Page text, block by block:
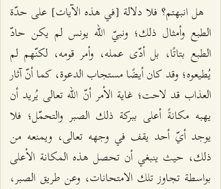
هل انبهتم؟ فلا دلالة [في هذه الآيات] على حدّة
الطبع وأمثال ذلك؛ ونبيّ الله يونس لم يكن حادّ
الطبع بتاتًا، بل أدّى عمله، وأمر قومه، لكنّهم لم
يُطيعوه؛ وقد كان أيضًا مستجاب الدعوة، كما أنّ آثار
العذاب قد لاحت؛ غاية الأمر أنّ الله تعالى يُريد أن
يهبه مكانةً أعلى ببركة ذلك الصبر والتحمّل؛ فلا
يوجد أيّ أحد يقف في وجهه تعالى، ويمنعه من
ذلك، حيث ينبغي أن تحصل هذه المكانة الأعلى
بواسطة تجاوز تلك الامتحانات، وعن طريق الصبر،